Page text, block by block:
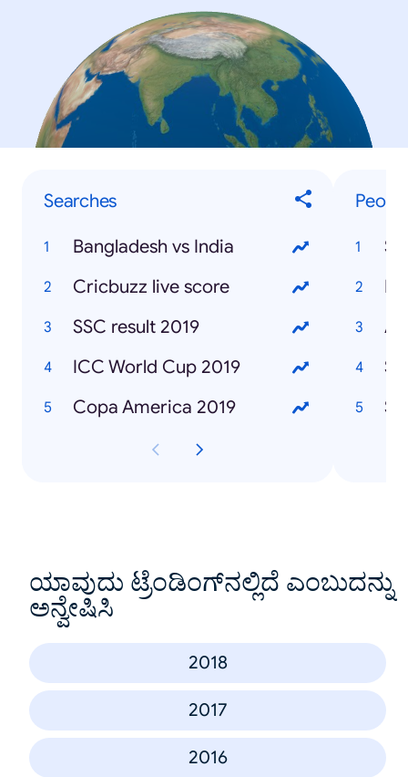
Searches
Bangladesh vs India
Cricbuzz live score
SSC result 2019
ICC World Cup 2019
Copa America 2019
ಯಾವುದು ಟ್ರೆಂಡಿಂಗ್‌ನಲ್ಲಿದೆ ಎಂಬುದನ್ನು
ಅನ್ವೇಷಿಸಿ
2018
2017
2016